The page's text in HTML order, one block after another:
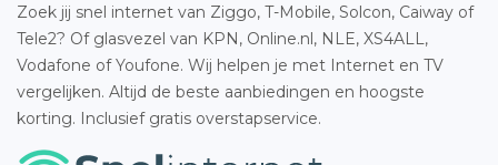
Zoek jij snel internet van Ziggo, T-Mobile, Solcon, Caiway of
Tele2? Of glasvezel van KPN, Online.nl, NLE, XS4ALL,
Vodafone of Youfone. Wij helpen je met Internet en TV
vergelijken. Altijd de beste aanbiedingen en hoogste
korting. Inclusief gratis overstapservice.